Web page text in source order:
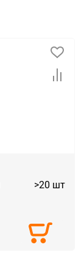
>20 шт